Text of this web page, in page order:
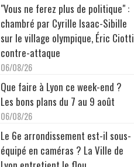
"Vous ne ferez plus de politique" :
chambré par Cyrille Isaac-Sibille
sur le village olympique, Éric Ciotti
contre-attaque
06/08/26
Que faire à Lyon ce week-end ?
Les bons plans du 7 au 9 août
06/08/26
Le 6e arrondissement est-il sous-
équipé en caméras ? La Ville de